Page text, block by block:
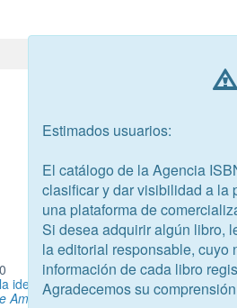
identidad cultural
América Latina
Estimados usuarios:
El catálogo de la Agencia
clasificar y dar visibilidad a la
una plataforma de
Si desea adquirir algún libro,
la editorial responsable, cuyo
información de cada libro
Agradecemos su